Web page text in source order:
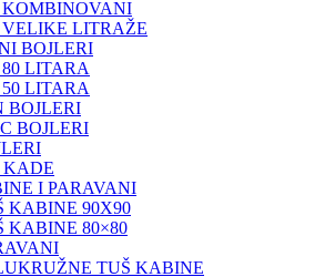
KOMBINOVANI
VELIKE LITRAŽE
BOJLERI
LITARA
LITARA
BOJLERI
BOJLERI
KADE
I PARAVANI
KABINE 90X90
KABINE 80×80
TUŠ KABINE